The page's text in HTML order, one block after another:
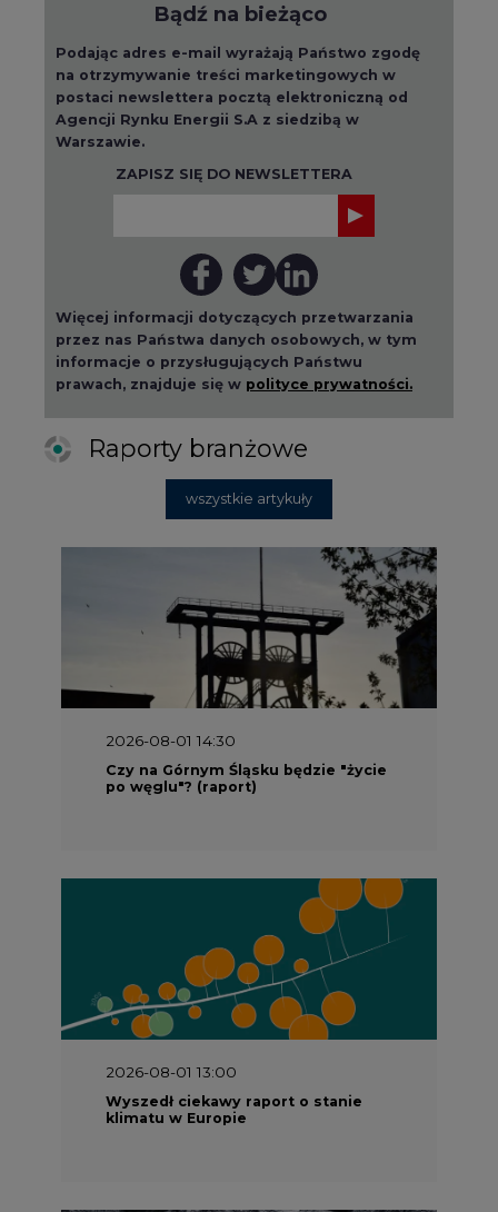
Bądź na bieżąco
Podając adres e-mail wyrażają Państwo zgodę
na otrzymywanie treści marketingowych w
postaci newslettera pocztą elektroniczną od
Agencji Rynku Energii S.A z siedzibą w
Warszawie.
ZAPISZ SIĘ DO NEWSLETTERA
Więcej informacji dotyczących przetwarzania
przez nas Państwa danych osobowych, w tym
informacje o przysługujących Państwu
prawach, znajduje się w polityce prywatności.
Raporty branżowe
wszystkie artykuły
2026-08-01 14:30
Czy na Górnym Śląsku będzie "życie
po węglu"? (raport)
2026-08-01 13:00
Wyszedł ciekawy raport o stanie
klimatu w Europie